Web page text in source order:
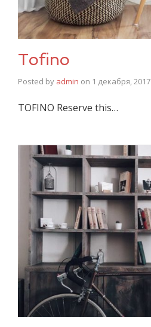
Tofino
Posted by admin on 1 декабря, 2017
TOFINO Reserve this…